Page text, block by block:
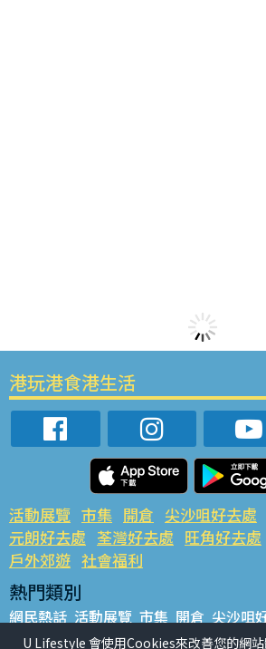
港玩港食港生活
活動展覽 市集 開倉 尖沙咀好去處
元朗好去處 荃灣好去處 旺角好去處
戶外郊遊 社會福利
熱門類別
網民熱話 活動展覽 市集 開倉 尖沙咀
銅鑼灣好去處 元朗好去處 荃灣好去處
U Lifestyle 會使用Cookies來改善您的網